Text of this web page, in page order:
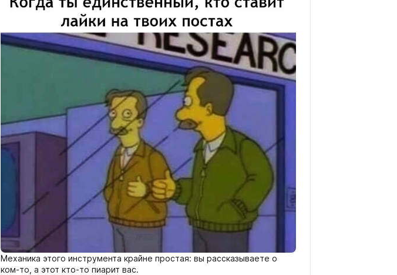
Механика этого инструмента крайне простая: вы рассказываете о
ком-то, а этот кто-то пиарит вас.